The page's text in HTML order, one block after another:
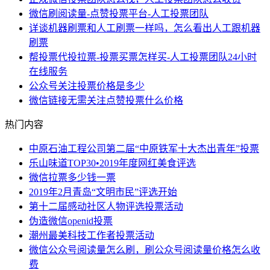
微信刷阅读量-点赞投票平台-人工投票团队
详谈机器刷票和人工刷票一样吗，怎么看出人工跟机器
刷票
帮投票代投拉票-投票买票怎样买-人工投票团队24小时
在线服务
公众号关注投票价格是多少
微信链接无需关注点赞投票什么价格
热门内容
中原石油工程公司第二届“中原铁军十大杰出青年”投票
乐山味道TOP30•2019年度网红美食评选
微信拉票多少钱一票
2019年2月青岛“文明市民”评选开始
第十二届感动社区人物评选投票活动
伪造微信openid投票
潮州最美科技工作者投票活动
微信公众号阅读量怎么刷，刷公众号阅读量价格怎么收
费